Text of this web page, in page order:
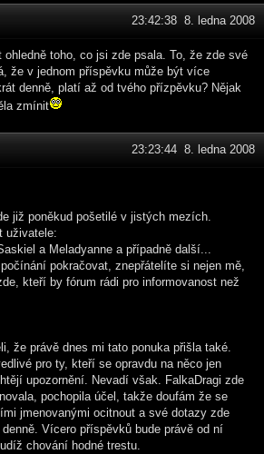
23:42:38 8. ledna 2008
toho, co jsi zde psala. To, že zde své
že v jednom příspěvku může být více
denně, platí až od tvého přízpěvku? Nějak
zmínit
23:23:44 8. ledna 2008
již poněkud pošetilé v jistých mezích.
uživatele:
a Meladyanne a případně další...
pokračovat, znepřátelíte si nejen mě,
kteří by fórum rádi pro informovanost než
že právě dnes mi tato ponuka přišla také.
pro ty, kteří se opravdu na něco jen
upozornění. Nevadí však. FalkaDragi zde
pochopila účel, takže doufám že se
jmenovanými ocitnout a své dotazy zde
Vícero příspěvků bude právě od ní
chování hodné trestu.